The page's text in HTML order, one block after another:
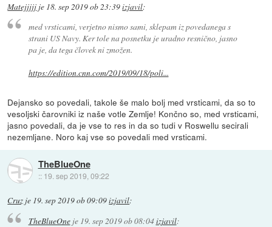
Matejjjjj je 18. sep 2019 ob 23:39izjavil:
med vrsticami, verjetno nismo sami, sklepam iz povedanega s
strani US Navy. Ker tole na posnetku je uradno resnično, jasno
pa je, da tega človek ni zmožen.
https://edition.cnn.com/2019/09/18/poli...
Dejansko so povedali, takole še malo bolj med vrsticami, da so to
vesoljski čarovniki iz naše votle Zemlje! Končno so, med vrsticami,
jasno povedali, da je vse to res in da so tudi v Roswellu secirali
nezemljane. Noro kaj vse so povedali med vrsticami.
TheBlueOne
:: 19. sep 2019, 09:22
Cruz je 19. sep 2019 ob 09:09izjavil:
TheBlueOneje 19. sep 2019 ob 08:04izjavil: